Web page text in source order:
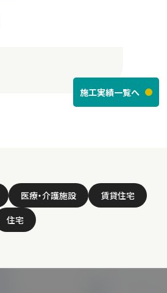
施工実績一覧へ
医療・介護施設
賃貸住宅
住宅